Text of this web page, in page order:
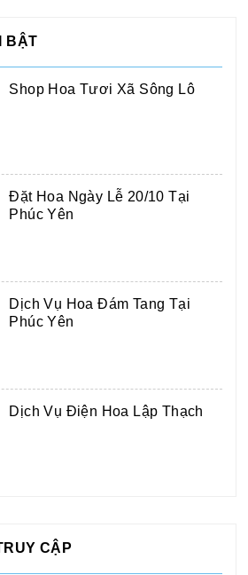
BẬT
Shop Hoa Tươi Xã Sông Lô
Đặt Hoa Ngày Lễ 20/10 Tại
Phúc Yên
Dịch Vụ Hoa Đám Tang Tại
Phúc Yên
Dịch Vụ Điện Hoa Lập Thạch
CẬP